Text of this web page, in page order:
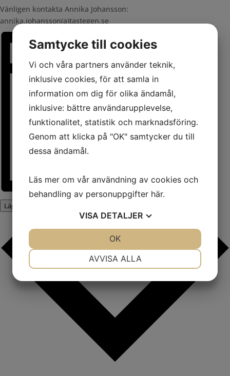
Vänligen kontakta Annika Johansson:
annika.johansson(a)tastegen.se
Lägg till i kalender
Samtycke till cookies
Vi och våra partners använder teknik,
inklusive cookies, för att samla in
information om dig för olika ändamål,
inklusive: bättre användarupplevelse,
funktionalitet, statistik och marknadsföring.
Genom att klicka på "OK" samtycker du till
dessa ändamål.
Läs mer om vår användning av cookies och
behandling av personuppgifter här.
VISA DETALJER
MARKNADSFÖRING STATISTIK
AVVISA ALLA
OK